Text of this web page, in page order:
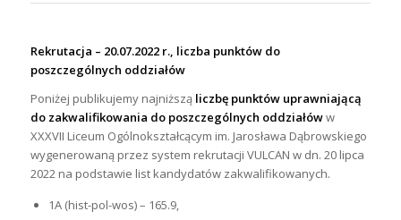
Rekrutacja – 20.07.2022 r., liczba punktów do
poszczególnych oddziałów
Poniżej publikujemy najniższą liczbę punktów uprawniającą
do zakwalifikowania do poszczególnych oddziałóww
XXXVII Liceum Ogólnokształcącym im. Jarosława Dąbrowskiego
wygenerowaną przez system rekrutacji VULCAN w dn. 20 lipca
2022 na podstawie list kandydatów zakwalifikowanych.
1A (hist-pol-wos) – 165.9,